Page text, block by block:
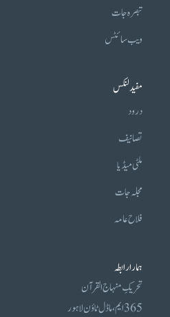
تبصرہ جات
ویب سائٹس
مفید لنکس
درود
تصانیف
ملٹی میڈیا
مجلہ جات
فلاح عامہ
ہمارا رابطہ
تحریکِ منہاج القرآن
365 ایم، ماڈل ٹاؤن لاہور